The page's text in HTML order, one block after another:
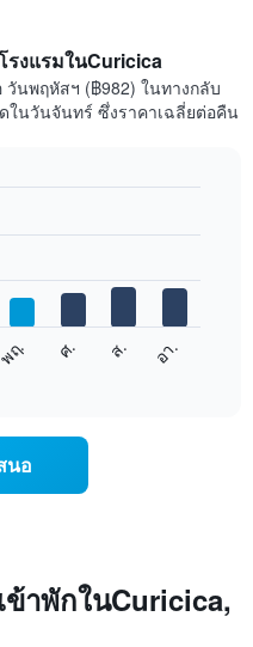
งแรมในCuricica
นพฤหัสฯ (฿982) ในทางกลับ
ในวันจันทร์ ซึ่งราคาเฉลี่ยต่อคืน
พฤ. ศ. ส. อา.
นอ
ข้าพักในCuricica,